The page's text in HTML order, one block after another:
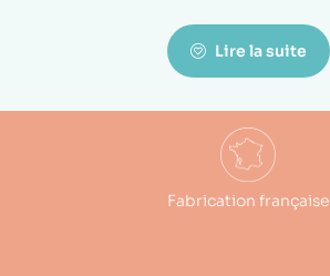
Lire la suite
Fabrication française